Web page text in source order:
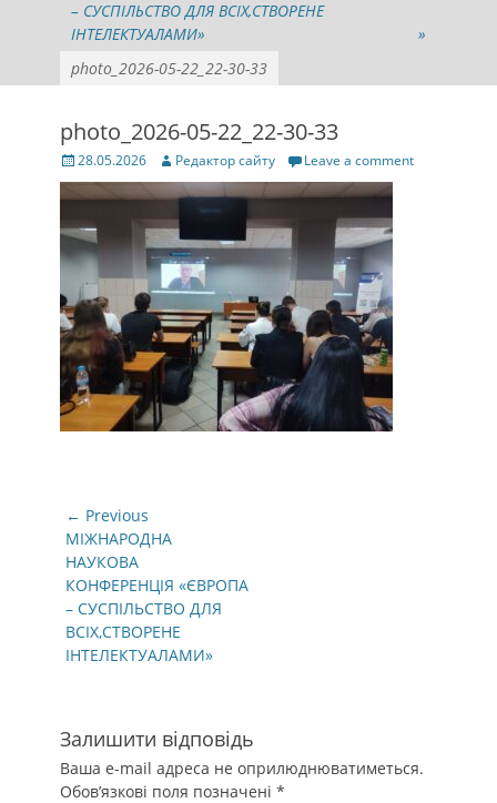
– СУСПІЛЬСТВО ДЛЯ ВСІХ,СТВОРЕНЕ
ІНТЕЛЕКТУАЛАМИ»
»
photo_2026-05-22_22-30-33
photo_2026-05-22_22-30-33
Posted
on
28.05.2026 Author
Редактор сайту Leave a comment
Навігація
записів
← Previous
Previous
post:
МІЖНАРОДНА
НАУКОВА
КОНФЕРЕНЦІЯ «ЄВРОПА
– СУСПІЛЬСТВО ДЛЯ
ВСІХ,СТВОРЕНЕ
ІНТЕЛЕКТУАЛАМИ»
Залишити відповідь
Ваша e-mail адреса не оприлюднюватиметься.
Обов’язкові поля позначені *